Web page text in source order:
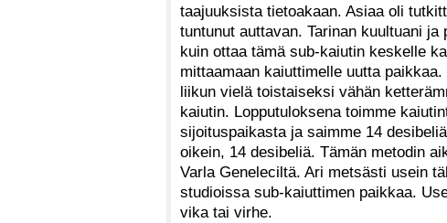
taajuuksista tietoakaan. Asiaa oli
tuntunut auttavan. Tarinan kuultuani
kuin ottaa tämä sub-kaiutin keskelle
mittaamaan kaiuttimelle uutta
liikun vielä toistaiseksi vähän
kaiutin. Lopputuloksena toimme
sijoituspaikasta ja saimme 14
oikein, 14 desibeliä. Tämän metodin
Varla Geneleciltä. Ari metsästi usein
studioissa sub-kaiuttimen paikkaa.
vika tai virhe.